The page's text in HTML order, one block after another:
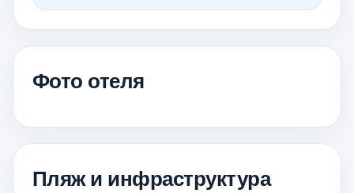
Фото отеля
Пляж и инфраструктура